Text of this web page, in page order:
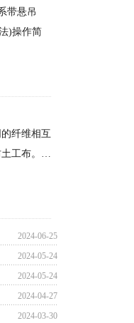
带悬吊
)操作简
纤维相互
土工布。…
2024-06-25
2024-05-24
2024-05-24
2024-04-27
2024-03-30